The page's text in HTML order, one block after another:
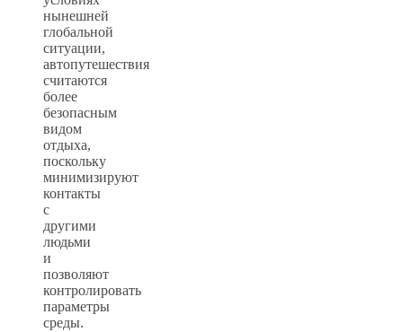
нынешней
глобальной
ситуации,
автопутешествия
считаются
более
безопасным
видом
отдыха,
поскольку
минимизируют
контакты
с
другими
людьми
и
позволяют
контролировать
параметры
среды.